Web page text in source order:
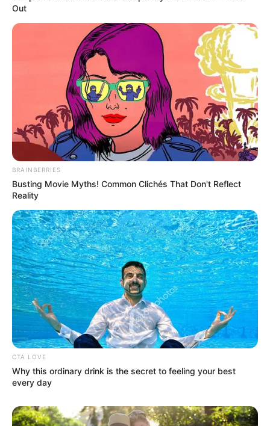
Out
BRAINBERRIES
Busting Movie Myths! Common Clichés That Don't Reflect
Reality
CTA LOVE
Why this ordinary drink is the secret to feeling your best
every day